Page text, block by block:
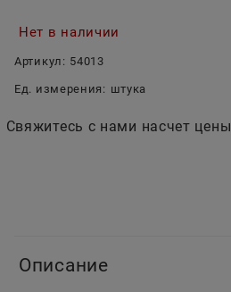
Нет в наличии
Артикул: 54013
Ед. измерения: штука
Свяжитесь с нами насчет цены
Описание